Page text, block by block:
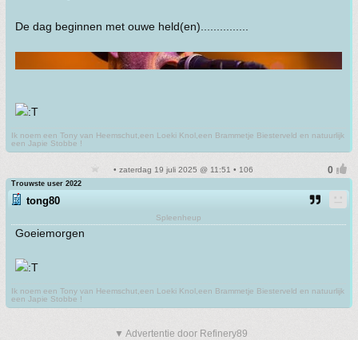
De dag beginnen met ouwe held(en)...............
Ik noem een Tony van Heemschut,een Loeki Knol,een Brammetje Biesterveld en natuurlijk
een Japie Stobbe !
• zaterdag 19 juli 2025 @ 11:51 • 106
Trouwste user 2022
tong80
Spleenheup
Goeiemorgen
Ik noem een Tony van Heemschut,een Loeki Knol,een Brammetje Biesterveld en natuurlijk
een Japie Stobbe !
▼ Advertentie door Refinery89